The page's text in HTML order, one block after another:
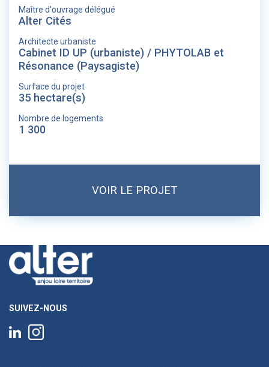
Maître d'ouvrage délégué
Alter Cités
Architecte urbaniste
Cabinet ID UP (urbaniste) / PHYTOLAB et
Résonance (Paysagiste)
Surface du projet
35 hectare(s)
Nombre de logements
1 300
VOIR LE PROJET
SUIVEZ-NOUS